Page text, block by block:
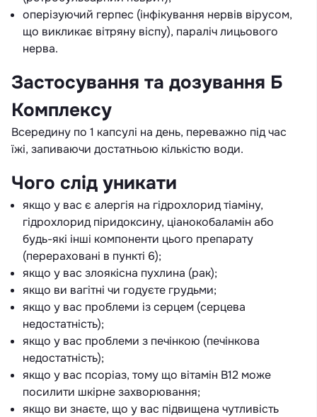
оперізуючий герпес (інфікування нервів вірусом,
що викликає вітряну віспу), параліч лицьового
нерва.
Застосування та дозування Б
Комплексу
Всередину по 1 капсулі на день, переважно під час
їжі, запиваючи достатньою кількістю води.
Чого слід уникати
якщо у вас є алергія на гідрохлорид тіаміну,
гідрохлорид піридоксину, ціанокобаламін або
будь-які інші компоненти цього препарату
(перераховані в пункті 6);
якщо у вас злоякісна пухлина (рак);
якщо ви вагітні чи годуєте грудьми;
якщо у вас проблеми із серцем (серцева
недостатність);
якщо у вас проблеми з печінкою (печінкова
недостатність);
якщо у вас псоріаз, тому що вітамін В12 може
посилити шкірне захворювання;
якщо ви знаєте, що у вас підвищена чутливість